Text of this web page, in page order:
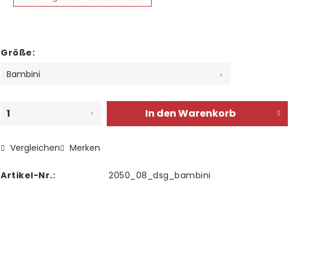
Größe:
In denWarenkorb
Vergleichen Merken
Artikel-Nr.: 2050_08_dsg_bambini